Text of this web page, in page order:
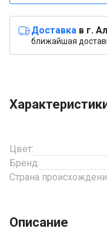
Доставка в г.
ближайшая
Цвет:
Бренд:
Страна
Описание